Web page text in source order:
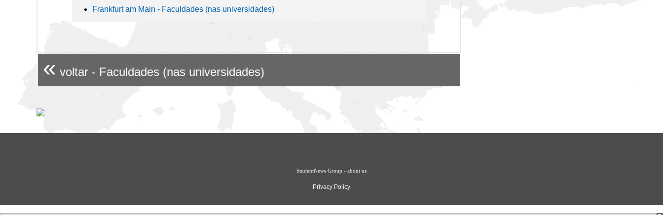
Frankfurt am Main - Faculdades (nas universidades)
« voltar - Faculdades (nas universidades)
StudentNews Group - about us
Privacy Policy